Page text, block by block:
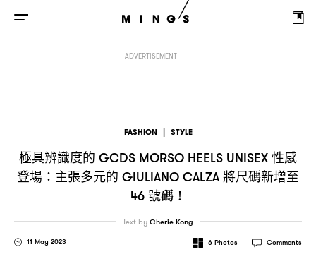
ADVERTISEMENT
FASHION | STYLE
極具辨識度的 GCDS MORSO HEELS UNISEX性感
登場 ： 主張多元的 GIULIANO CALZA將尺碼新增至
46號碼！
11 May 2023
Text byCherie Kong
6 Photos Comments
GCDS MORSO HEELS UNISEX GIULIANO